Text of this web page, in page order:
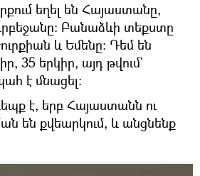
եղել են Հայաստանը,
Բանաձևի տեքստը
և Եմենը։ Դեմ են
35 երկիր, այդ թվում`
է մնացել։
է, երբ Հայաստանն ու
են քվեարկում, և անցնենք